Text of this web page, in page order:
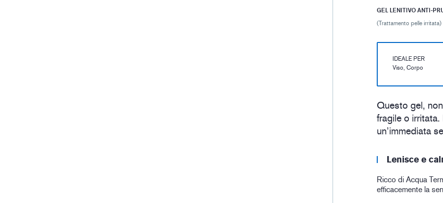
GEL LENITIVO ANTI-
(Trattamento pelle irritata)
IDEALE PER
Viso, Corpo
Questo gel,
fragile o
un’immediata
Lenisce e
Ricco di Acqua
efficacemente la